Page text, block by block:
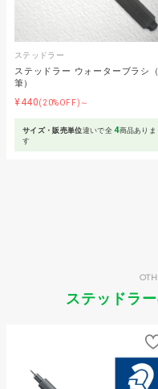
ステッドラー
ステッドラー ウォーターブラシ
筆）
¥440(20%OFF)～
サイズ・販売単位違いで全4商品ありま
す
ステッドラー